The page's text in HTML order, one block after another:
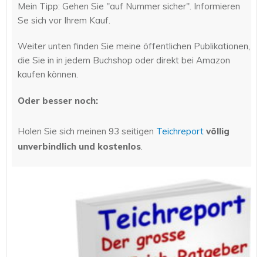
Mein Tipp: Gehen Sie "auf Nummer sicher". Informieren
Se sich vor Ihrem Kauf.
Weiter unten finden Sie meine öffentlichen Publikationen,
die Sie in in jedem Buchshop oder direkt bei Amazon
kaufen können.
Oder besser noch:
Holen Sie sich meinen 93 seitigen Teichreport völlig
unverbindlich und kostenlos.